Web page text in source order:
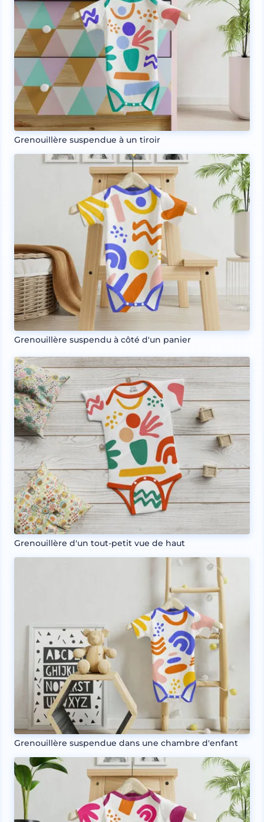
Grenouillère suspendue à un tiroir
Grenouillère suspendu à côté d'un panier
Grenouillère d'un tout-petit vue de haut
Grenouillère suspendue dans une chambre d'enfant